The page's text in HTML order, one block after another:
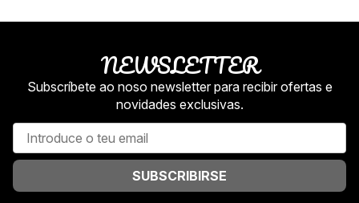
NEWSLETTER
Subscríbete ao noso newsletter para recibir ofertas e
novidades exclusivas.
SUBSCRIBIRSE